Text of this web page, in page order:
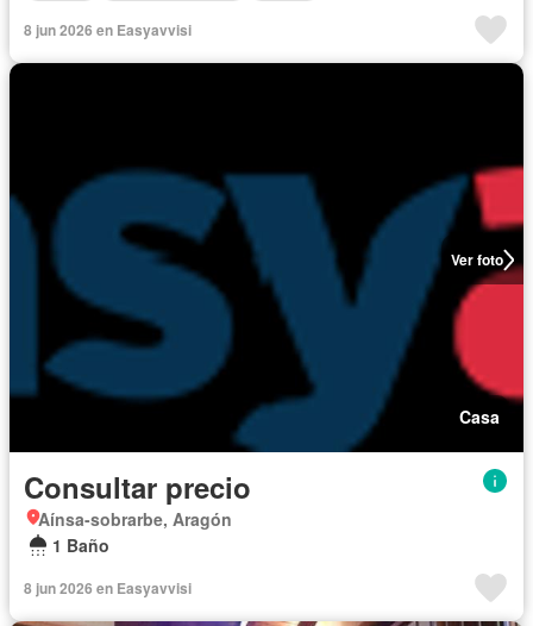
8 jun 2026 en Easyavvisi
Ver foto
Casa
Consultar precio
Aínsa-sobrarbe, Aragón
1 Baño
8 jun 2026 en Easyavvisi